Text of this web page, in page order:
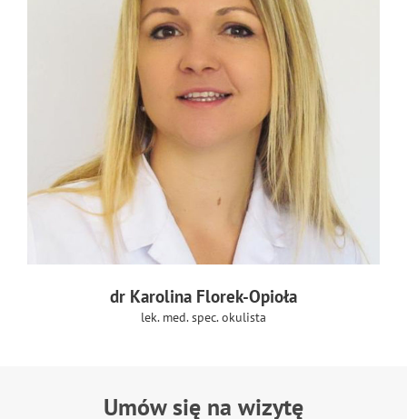
dr Karolina Florek-Opioła
lek. med. spec. okulista
Umów się na wizytę